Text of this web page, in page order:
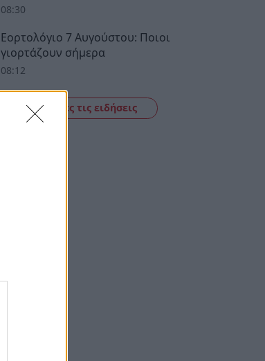
08:30
Εορτολόγιο 7 Αυγούστου: Ποιοι
γιορτάζουν σήμερα
08:12
Δείτε όλες τις ειδήσεις